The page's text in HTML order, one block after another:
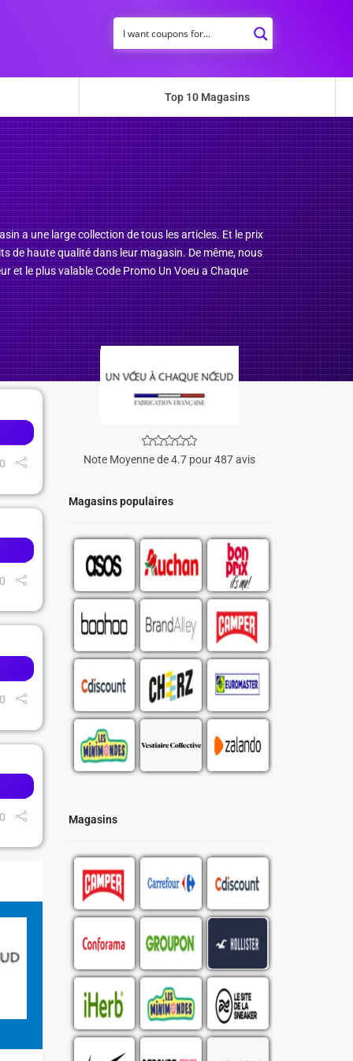
Top 10 Magasins
a une large collection de tous les articles. Et le prix
de haute qualité dans leur magasin. De même, nous
et le plus valable Code Promo Un Voeu a Chaque
Note Moyenne de 4.7 pour 487 avis
Magasins populaires
Magasins